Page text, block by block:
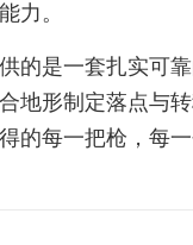
力。
的是一套扎实可
地形制定落点与
的每一把枪，每